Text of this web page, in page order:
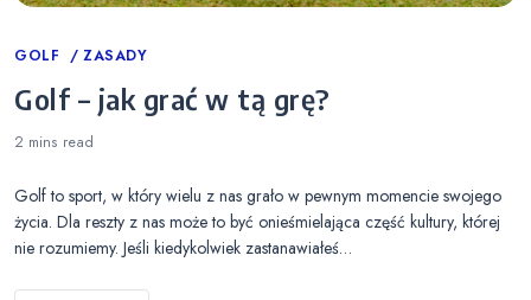
Categories
GOLF ZASADY
Golf – jak grać w tą grę?
2 mins read
Golf to sport, w który wielu z nas grało w pewnym momencie swojego
życia. Dla reszty z nas może to być onieśmielająca część kultury, której
nie rozumiemy. Jeśli kiedykolwiek zastanawiałeś…